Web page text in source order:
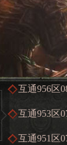
互通956区
互通953区
互通951区